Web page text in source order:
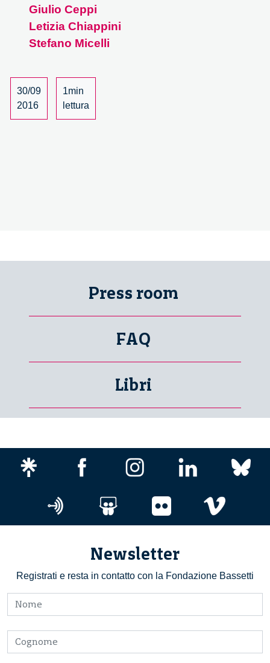
rivoluzione?
Giulio Ceppi
Letizia Chiappini
Stefano Micelli
30/09
2016
1min
lettura
Press room
FAQ
Libri
Newsletter
Registrati e resta in contatto con la Fondazione Bassetti